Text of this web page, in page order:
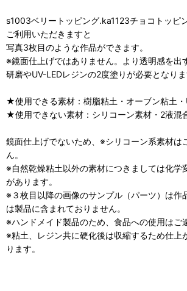
s1003ベリートッピング.ka1123チョコトッピ
ご利用いただきますと
写真3枚目のような作品ができます。
※鏡面仕上げではありません。より透明感を出
研磨やUV-LEDレジンの2度塗りが必要となりま
★使用できる素材：樹脂粘土・オーブン粘土・
★使用できない素材：シリコーン素材・2液混
鏡面仕上げでないため、※シリコーン系素材は
ん。
※自然乾燥粘土以外の素材につきましては化学
があります。
※３枚目以降の画像のサンプル（パーツ）は作
は製品に含まれておりません。
※ハンドメイド製品のため、食品への使用はご
※粘土、レジン共に硬化後は収縮するため仕上
ります。